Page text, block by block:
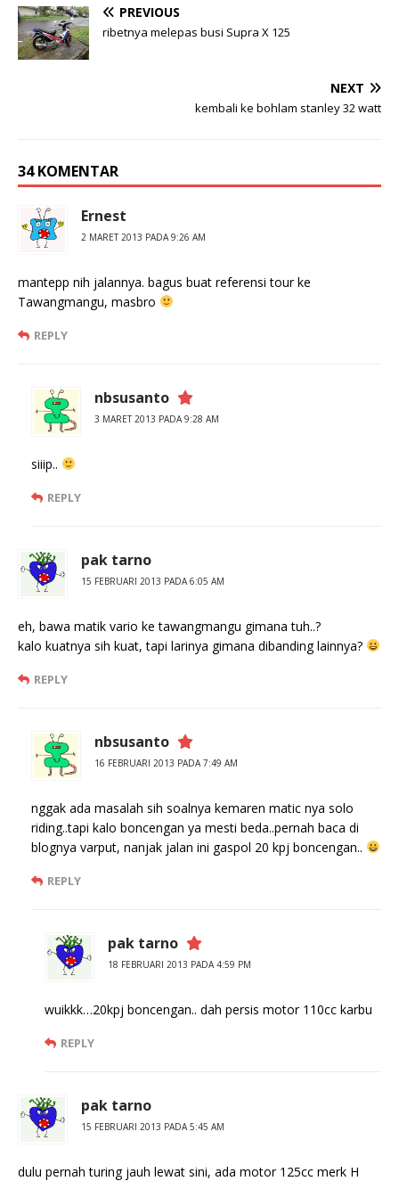
PREVIOUS
ribetnya melepas busi Supra X 125
NEXT
kembali ke bohlam stanley 32 watt
34 KOMENTAR
Ernest
2 MARET 2013 PADA 9:26 AM
mantepp nih jalannya. bagus buat referensi tour ke
Tawangmangu, masbro
REPLY
nbsusanto
3 MARET 2013 PADA 9:28 AM
siiip..
REPLY
pak tarno
15 FEBRUARI 2013 PADA 6:05 AM
eh, bawa matik vario ke tawangmangu gimana tuh..?
kalo kuatnya sih kuat, tapi larinya gimana dibanding lainnya?
REPLY
nbsusanto
16 FEBRUARI 2013 PADA 7:49 AM
nggak ada masalah sih soalnya kemaren matic nya solo
riding..tapi kalo boncengan ya mesti beda..pernah baca di
blognya varput, nanjak jalan ini gaspol 20 kpj boncengan..
REPLY
pak tarno
18 FEBRUARI 2013 PADA 4:59 PM
wuikkk…20kpj boncengan.. dah persis motor 110cc karbu
REPLY
pak tarno
15 FEBRUARI 2013 PADA 5:45 AM
dulu pernah turing jauh lewat sini, ada motor 125cc merk H